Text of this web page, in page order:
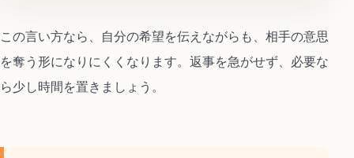
この言い方なら、自分の希望を伝えながらも、相手の意思
を奪う形になりにくくなります。返事を急がせず、必要な
ら少し時間を置きましょう。